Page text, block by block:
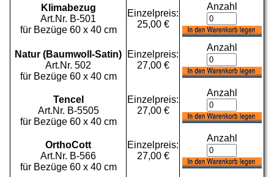
Klimabezug
Art.Nr. B-501
für Bezüge 60 x 40 cm
Einzelpreis:
25,00 €
Anzahl
Natur (Baumwoll-Satin)
Art.Nr. 502
für Bezüge 60 x 40 cm
Einzelpreis:
27,00 €
Anzahl
Tencel
Art.Nr. B-5505
für Bezüge 60 x 40 cm
Einzelpreis:
27,00 €
Anzahl
OrthoCott
Art.Nr. B-566
für Bezüge 60 x 40 cm
Einzelpreis:
27,00 €
Anzahl